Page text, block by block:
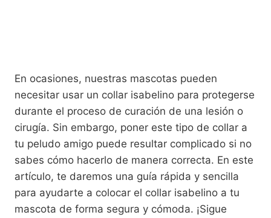
En ocasiones, nuestras mascotas pueden
necesitar usar un collar isabelino para protegerse
durante el proceso de curación de una lesión o
cirugía. Sin embargo, poner este tipo de collar a
tu peludo amigo puede resultar complicado si no
sabes cómo hacerlo de manera correcta. En este
artículo, te daremos una guía rápida y sencilla
para ayudarte a colocar el collar isabelino a tu
mascota de forma segura y cómoda. ¡Sigue